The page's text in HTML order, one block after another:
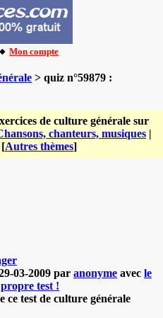
Mon compte
> quiz n°59879 :
de culture générale sur
chanteurs, musiques |
[Autres thèmes]
03-2009 par anonyme avec le
test !
ce test de culture générale